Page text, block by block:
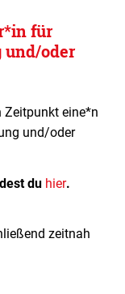
für
und/oder
Zeitpunkt eine*n
und/oder
du hier.
zeitnah